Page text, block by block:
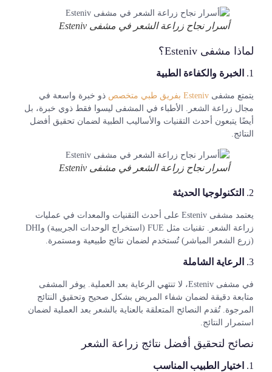
أسرار نجاح زراعة الشعر في مشفى Esteniv
لماذا مشفى Esteniv؟
1. الخبرة والكفاءة الطبية
يتمتع مشفى
ذو خبرة واسعة في
مجال زراعة الشعر. الأطباء في المشفى ليسوا فقط ذوي خبرة، بل
أيضًا يتبعون أحدث التقنيات والأساليب الطبية لضمان تحقيق أفضل
النتائج.
أسرار نجاح زراعة الشعر في مشفى Esteniv
2. التكنولوجيا الحديثة
يعتمد مشفى Esteniv على أحدث التقنيات والمعدات في عمليات
زراعة الشعر. تقنيات مثل FUE (استخراج الوحدات الجريبية) وDHI
(زرع الشعر المباشر) تُستخدم لضمان نتائج طبيعية ومستمرة.
3. الرعاية الشاملة
في مشفى Esteniv، لا تنتهي الرعاية بعد العملية. يوفر المشفى
متابعة دقيقة لضمان شفاء المريض بشكل صحيح وتحقيق النتائج
المرجوة. تُقدم النصائح المتعلقة بالعناية بالشعر بعد العملية لضمان
استمرار النتائج.
نصائح لتحقيق أفضل نتائج زراعة الشعر
1. اختيار الطبيب المناسب